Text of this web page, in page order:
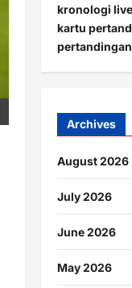
kronologi
kartu
pertandingan
Archives
August 2026
July 2026
June 2026
May 2026